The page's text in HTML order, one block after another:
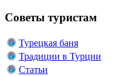
Советы туристам
Турецкая баня
Традиции в Турции
Статьи